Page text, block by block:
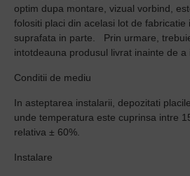
optim dupa montare, vizual vorbind,
folositi placi din acelasi lot de fabricatie
suprafata in parte.
Prin urmare,
intotdeauna produsul livrat inainte de a
Conditii de mediu
In asteptarea instalarii, depozitati
unde temperatura este cuprinsa intre
relativa ± 60%.
Instalare